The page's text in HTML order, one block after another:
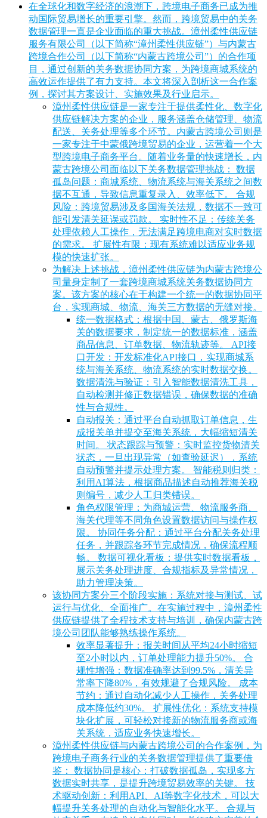
在全球化和数字经济的浪潮下，跨境电子商务已成为推
动国际贸易增长的重要引擎。然而，跨境贸易中的关务
数据管理一直是企业面临的重大挑战。漳州柔性供应链
服务有限公司（以下简称“漳州柔性供应链”）与内蒙古
跨境合作公司（以下简称“内蒙古跨境公司”）的合作项
目，通过创新的关务数据协同方案，为跨境商城系统的
高效运作提供了有力支持。本文将深入剖析这一合作案
例，探讨其方案设计、实施效果及行业启示。
漳州柔性供应链是一家专注于提供柔性化、数字化
供应链解决方案的企业，服务涵盖仓储管理、物流
配送、关务处理等多个环节。内蒙古跨境公司则是
一家专注于中蒙俄跨境贸易的企业，运营着一个大
型跨境电子商务平台。随着业务量的快速增长，内
蒙古跨境公司面临以下关务数据管理挑战： 数据
孤岛问题：商城系统、物流系统与海关系统之间数
据不互通，导致信息重复录入、效率低下。 合规
风险：跨境贸易涉及多国海关法规，数据不一致可
能引发清关延误或罚款。 实时性不足：传统关务
处理依赖人工操作，无法满足跨境电商对实时数据
的需求。 扩展性有限：现有系统难以适应业务规
模的快速扩张。
为解决上述挑战，漳州柔性供应链为内蒙古跨境公
司量身定制了一套跨境商城系统关务数据协同方
案。该方案的核心在于构建一个统一的数据协同平
台，实现商城、物流、海关三方数据的无缝对接。
统一数据格式：根据中国、蒙古、俄罗斯海
关的数据要求，制定统一的数据标准，涵盖
商品信息、订单数据、物流轨迹等。 API接
口开发：开发标准化API接口，实现商城系
统与海关系统、物流系统的实时数据交换。
数据清洗与验证：引入智能数据清洗工具，
自动检测并修正数据错误，确保数据的准确
性与合规性。
自动报关：通过平台自动抓取订单信息，生
成报关单并提交至海关系统，大幅缩短清关
时间。 状态跟踪与预警：实时监控货物清关
状态，一旦出现异常（如查验延迟），系统
自动预警并提示处理方案。 智能税则归类：
利用AI算法，根据商品描述自动推荐海关税
则编号，减少人工归类错误。
角色权限管理：为商城运营、物流服务商、
海关代理等不同角色设置数据访问与操作权
限。 协同任务分配：通过平台分配关务处理
任务，并跟踪各环节完成情况，确保流程顺
畅。 数据可视化看板：提供实时数据看板，
展示关务处理进度、合规指标及异常情况，
助力管理决策。
该协同方案分三个阶段实施：系统对接与测试、试
运行与优化、全面推广。在实施过程中，漳州柔性
供应链提供了全程技术支持与培训，确保内蒙古跨
境公司团队能够熟练操作系统。
效率显著提升：报关时间从平均24小时缩短
至2小时以内，订单处理能力提升50%。 合
规性增强：数据准确率达到99.5%，清关异
常率下降80%，有效规避了合规风险。 成本
节约：通过自动化减少人工操作，关务处理
成本降低约30%。 扩展性优化：系统支持模
块化扩展，可轻松对接新的物流服务商或海
关系统，适应业务快速增长。
漳州柔性供应链与内蒙古跨境公司的合作案例，为
跨境电子商务行业的关务数据管理提供了重要借
鉴： 数据协同是核心：打破数据孤岛，实现多方
数据实时共享，是提升跨境贸易效率的关键。 技
术驱动创新：利用API、AI等数字化技术，可以大
幅提升关务处理的自动化与智能化水平。 合规与